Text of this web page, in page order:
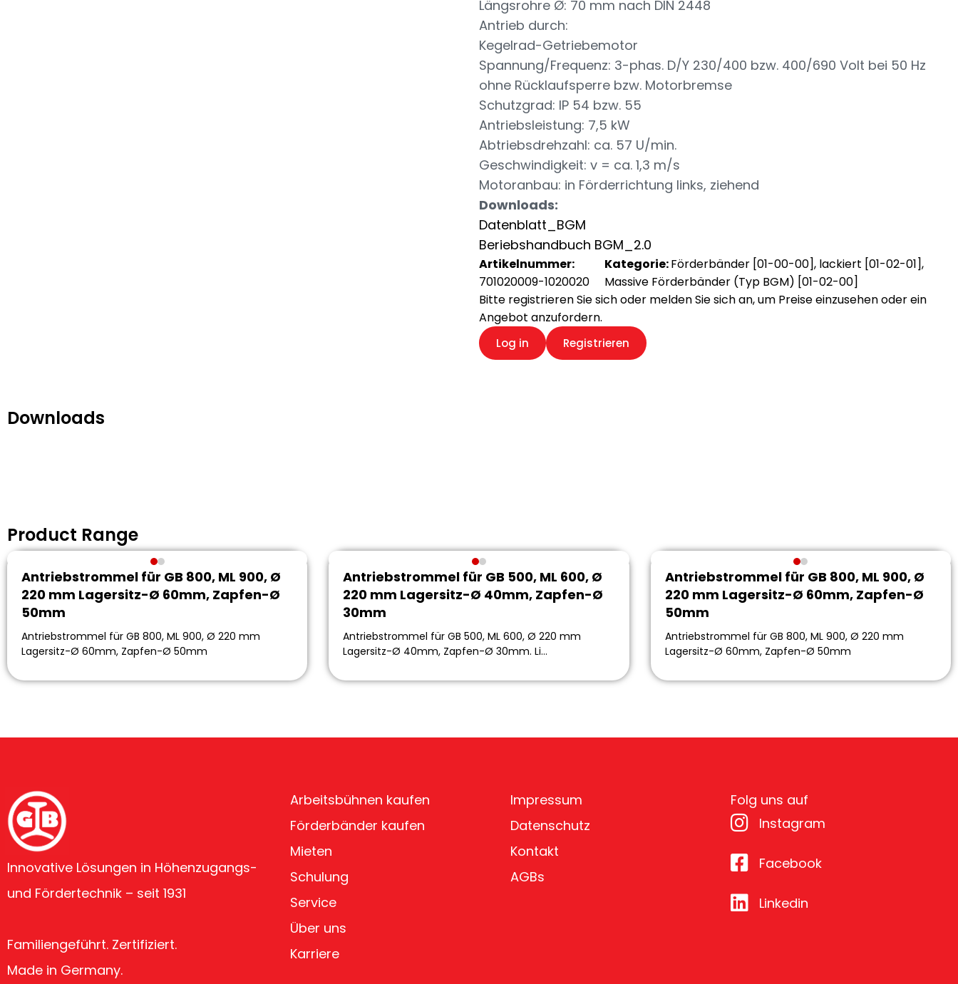
Längsrohre Ø: 70 mm nach DIN 2448
Antrieb durch:
Kegelrad-Getriebemotor
Spannung/Frequenz: 3-phas. D/Y 230/400 bzw. 400/690 Volt bei 50 Hz
ohne Rücklaufsperre bzw. Motorbremse
Schutzgrad: IP 54 bzw. 55
Antriebsleistung: 7,5 kW
Abtriebsdrehzahl: ca. 57 U/min.
Geschwindigkeit: v = ca. 1,3 m/s
Motoranbau: in Förderrichtung links, ziehend
Downloads:
Datenblatt_BGM
Beriebshandbuch BGM_2.0
Artikelnummer:
701020009-1020020
Kategorie:Förderbänder [01-00-00], lackiert [01-02-01],
Massive Förderbänder (Typ BGM) [01-02-00]
Bitte registrieren Sie sich oder melden Sie sich an, um Preise einzusehen oder ein
Angebot anzufordern.
Log in Registrieren
Downloads
Product Range
Antriebstrommel für GB 800, ML 900, Ø
220 mm Lagersitz-Ø 60mm, Zapfen-Ø
50mm
Antriebstrommel für GB 800, ML 900, Ø 220 mm
Lagersitz-Ø 60mm, Zapfen-Ø 50mm
Antriebstrommel für GB 500, ML 600, Ø
220 mm Lagersitz-Ø 40mm, Zapfen-Ø
30mm
Antriebstrommel für GB 500, ML 600, Ø 220 mm
Lagersitz-Ø 40mm, Zapfen-Ø 30mm. Li…
Antriebstrommel für GB 800, ML 900, Ø
220 mm Lagersitz-Ø 60mm, Zapfen-Ø
50mm
Antriebstrommel für GB 800, ML 900, Ø 220 mm
Lagersitz-Ø 60mm, Zapfen-Ø 50mm
Innovative Lösungen in Höhenzugangs-
und Fördertechnik – seit 1931
Familiengeführt. Zertifiziert.
Made in Germany.
Arbeitsbühnen kaufen
Förderbänder kaufen
Mieten
Schulung
Service
Über uns
Karriere
Impressum
Datenschutz
Kontakt
AGBs
Folg uns auf
Instagram
Facebook
Linkedin